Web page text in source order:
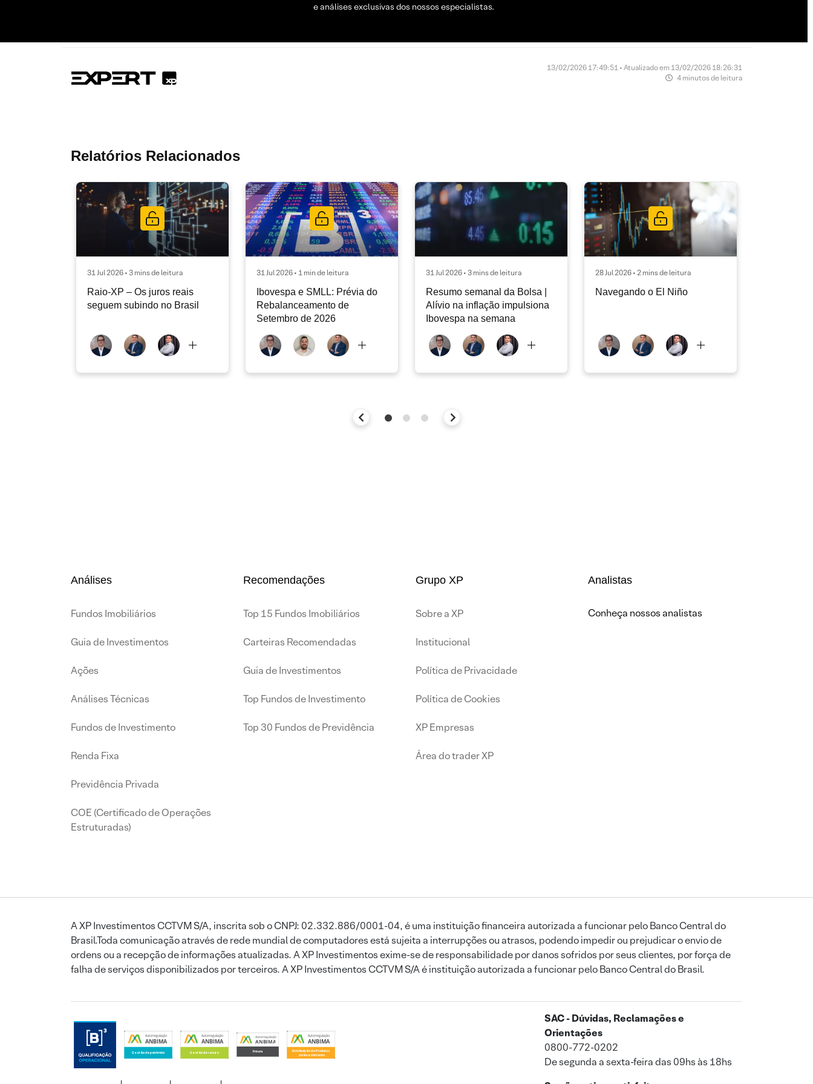
e análises exclusivas dos nossos especialistas.
13/02/2026 17:49:51 • Atualizado em 13/02/2026 18:26:31
4 minutos de leitura
Relatórios Relacionados
31 Jul 2026 • 3 mins de leitura
Raio-XP – Os juros reais
seguem subindo no Brasil
31 Jul 2026 • 1 min de leitura
Ibovespa e SMLL: Prévia do
Rebalanceamento de
Setembro de 2026
31 Jul 2026 • 3 mins de leitura
Resumo semanal da Bolsa |
Alívio na inflação impulsiona
Ibovespa na semana
28 Jul 2026 • 2 mins de leitura
Navegando o El Niño
Análises
Fundos Imobiliários
Guia de Investimentos
Ações
Análises Técnicas
Fundos de Investimento
Renda Fixa
Previdência Privada
COE (Certificado de Operações
Estruturadas)
Recomendações
Top 15 Fundos Imobiliários
Carteiras Recomendadas
Guia de Investimentos
Top Fundos de Investimento
Top 30 Fundos de Previdência
Grupo XP
Sobre a XP
Institucional
Política de Privacidade
Política de Cookies
XP Empresas
Área do trader XP
Analistas
Conheça nossos analistas
A XP Investimentos CCTVM S/A, inscrita sob o CNPJ: 02.332.886/0001-04, é uma instituição financeira autorizada a funcionar pelo Banco Central do
Brasil.Toda comunicação através de rede mundial de computadores está sujeita a interrupções ou atrasos, podendo impedir ou prejudicar o envio de
ordens ou a recepção de informações atualizadas. A XP Investimentos exime-se de responsabilidade por danos sofridos por seus clientes, por força de
falha de serviços disponibilizados por terceiros. A XP Investimentos CCTVM S/A é instituição autorizada a funcionar pelo Banco Central do Brasil.
SAC - Dúvidas, Reclamações e
Orientações
0800-772-0202
De segunda a sexta-feira das 09hs às 18hs